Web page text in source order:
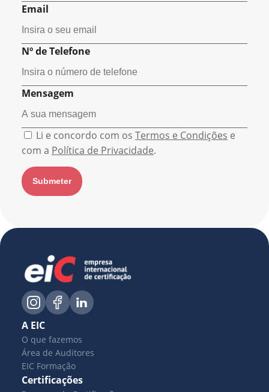
Email
Nº de Telefone
Mensagem
Li e concordo com os Termos e Condições e
com a Política de Privacidade.
A EIC
O que fazemos
Área de Auditores
EIC Formação
Certificações